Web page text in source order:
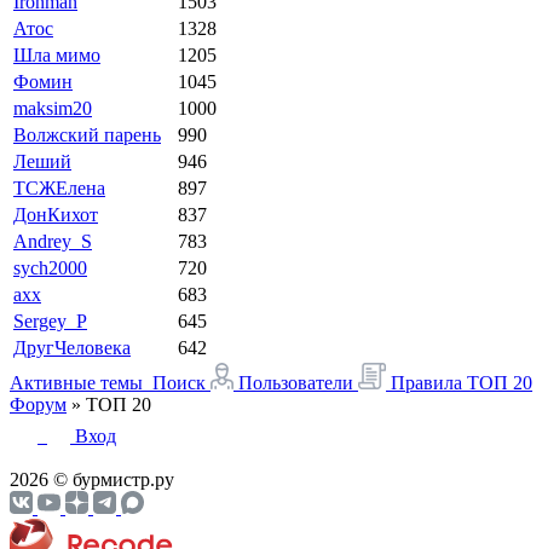
Атос
1328
Шла мимо
1205
Фомин
1045
maksim20
1000
Волжский парень
990
Леший
946
ТСЖЕлена
897
ДонКихот
837
Andrey_S
783
sych2000
720
axx
683
Sergey_P
645
ДругЧеловека
642
Активные темы Поиск Пользователи Правила ТОП 20
Форум » ТОП 20
Вход
2026 © бурмистр.ру